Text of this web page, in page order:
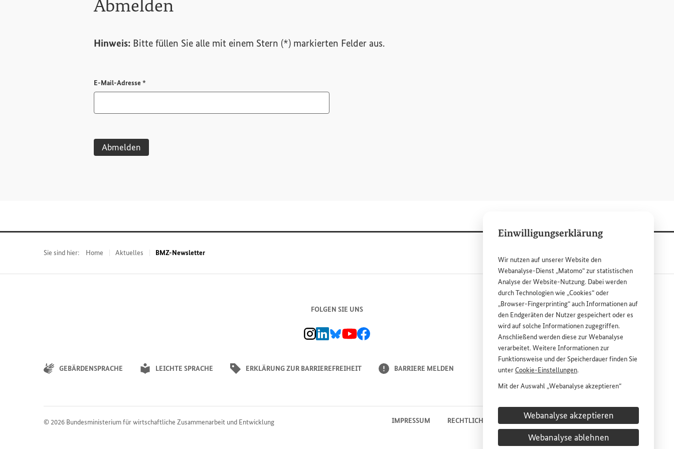
Einwilligungserklärung
Wir nutzen auf unsererWebsite den
Webanalyse-Dienst „Matomo“ zur statistischen
Analyse derWebsite-Nutzung. Dabei werden
durch Technologien wie „Cookies“ oder
„Browser-Fingerprinting“ auch Informationen auf
den Endgeräten der Nutzer gespeichert oder es
wird auf solche Informationen zugegriffen.
Anschließend werden diese zur Webanalyse
verarbeitet. Weitere Informationen zur
Funktionsweise und der Speicherdauer finden Sie
unterCookie-Einstellungen.
Mit der Auswahl „Webanalyse akzeptieren“
Dienstes „Matomo“ auf derWebsitedes
Bundesministeriums für wirtschaftliche
Entwicklung und Zusammenarbeit (BMZ) zu.
Diese Einwilligung ist freiwillig, für die Nutzung
Webanalyse akzeptieren
Webanalyse ablehnen
Abmelden
Hinweis: Bitte füllen Sie alle mit einem Stern (*) markierten Felder aus.
E-Mail-Adresse *
Abmelden
Sie sind hier: Home Aktuelles BMZ-Newsletter
FOLGEN SIE UNS
BMZ Instagram-Kanal, Externer Link
BMZ LinkedIn Unternehmensseite, Externer Link
BMZ Bluesky-Seite, Externer Link
BMZ Youtube-Kanal, Externer Link
BMZ Facebook-Seite, Externer Link
GEBÄRDENSPRACHE LEICHTE SPRACHE ERKLÄRUNG ZUR BARRIEREFREIHEIT BARRIERE MELDEN ENGLISH
KONTAKT
© 2026 Bundesministerium für wirtschaftliche Zusammenarbeit und Entwicklung IMPRESSUM RECHTLICHE HINWEISE
DATENSCHUTZHINWEIS
COOKIE-EINSTELLUNGEN